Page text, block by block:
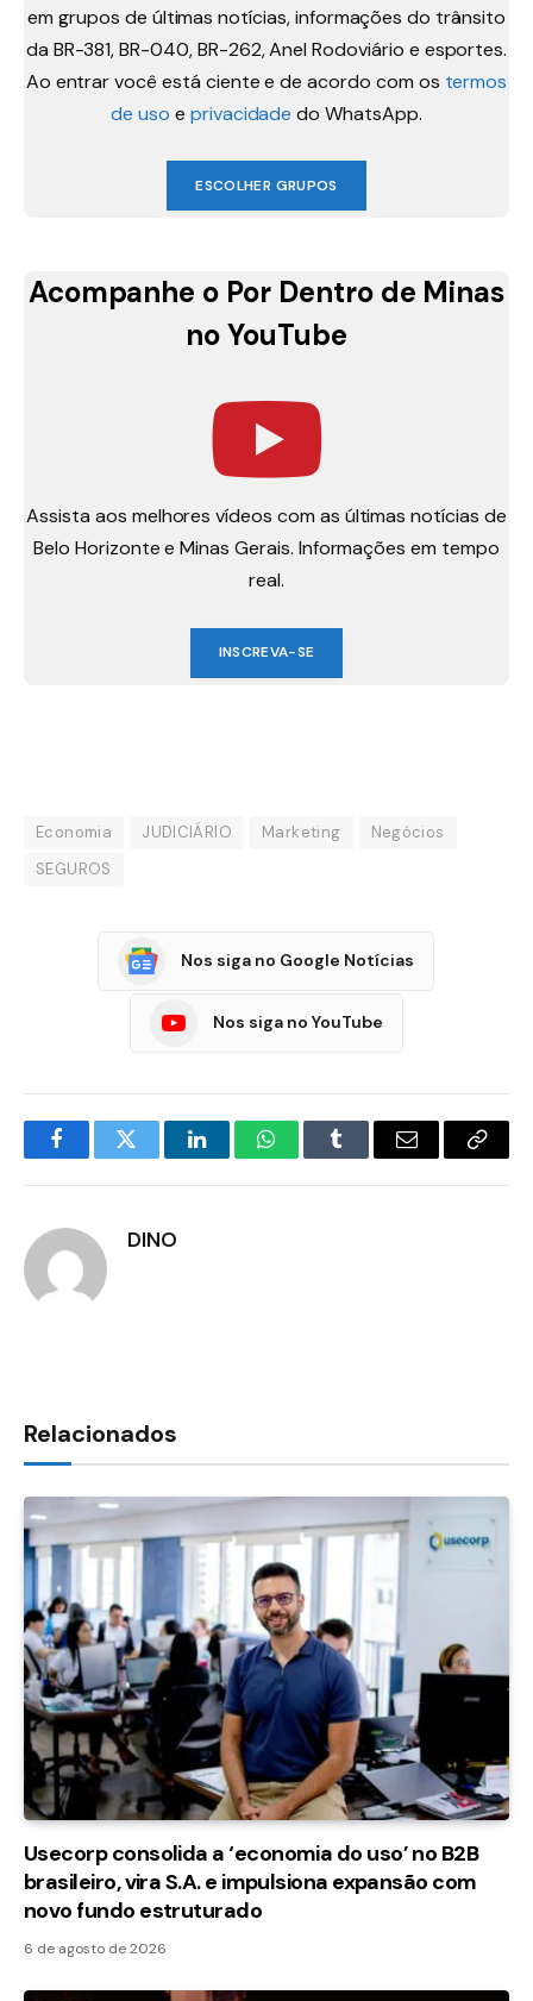
em grupos de últimas notícias, informações do trânsito
da BR-381, BR-040, BR-262, Anel Rodoviário e esportes.
Ao entrar você está ciente e de acordo com os termos
de uso e privacidade do WhatsApp.
ESCOLHER GRUPOS
Acompanhe o Por Dentro de Minas
no YouTube
Assista aos melhores vídeos com as últimas notícias de
Belo Horizonte e Minas Gerais. Informações em tempo
real.
INSCREVA-SE
Economia JUDICIÁRIO Marketing
Negócios
SEGUROS
Nos siga no Google Notícias
Nos siga no YouTube
FacebookTwitter LinkedInWhatsAppTumblr E-
Copiar
DINO
Relacionados
Usecorp consolida a ‘economia do uso’ no B2B
brasileiro, vira S.A. e impulsiona expansão com
novo fundo estruturado
6 de agosto de 2026